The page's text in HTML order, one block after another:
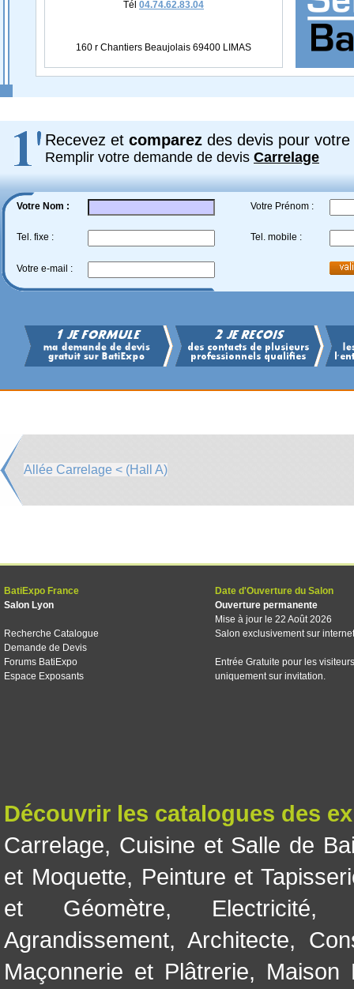
Tél 04.74.62.83.04
160 r Chantiers Beaujolais 69400 LIMAS
Recevez et comparez des devis pour votre
Remplir votre demande de devis Carrelage
Votre Nom : Votre Prénom :
Tel. fixe : Tel. mobile :
Votre e-mail :
Allée Carrelage < (Hall A)
BatiExpo France
Salon Lyon
Recherche Catalogue
Demande de Devis
Forums BatiExpo
Espace Exposants
Date d'Ouverture du Salon
Ouverture permanente
Mise à jour le 22 Août 2026
Salon exclusivement sur internet
Entrée Gratuite pour les visiteurs
uniquement sur invitation.
Découvrir les catalogues des
Carrelage, Cuisine et Salle de
et Moquette, Peinture et
et Géomètre, Electricité
Agrandissement, Architecte,
Maçonnerie et Plâtrerie, Maison